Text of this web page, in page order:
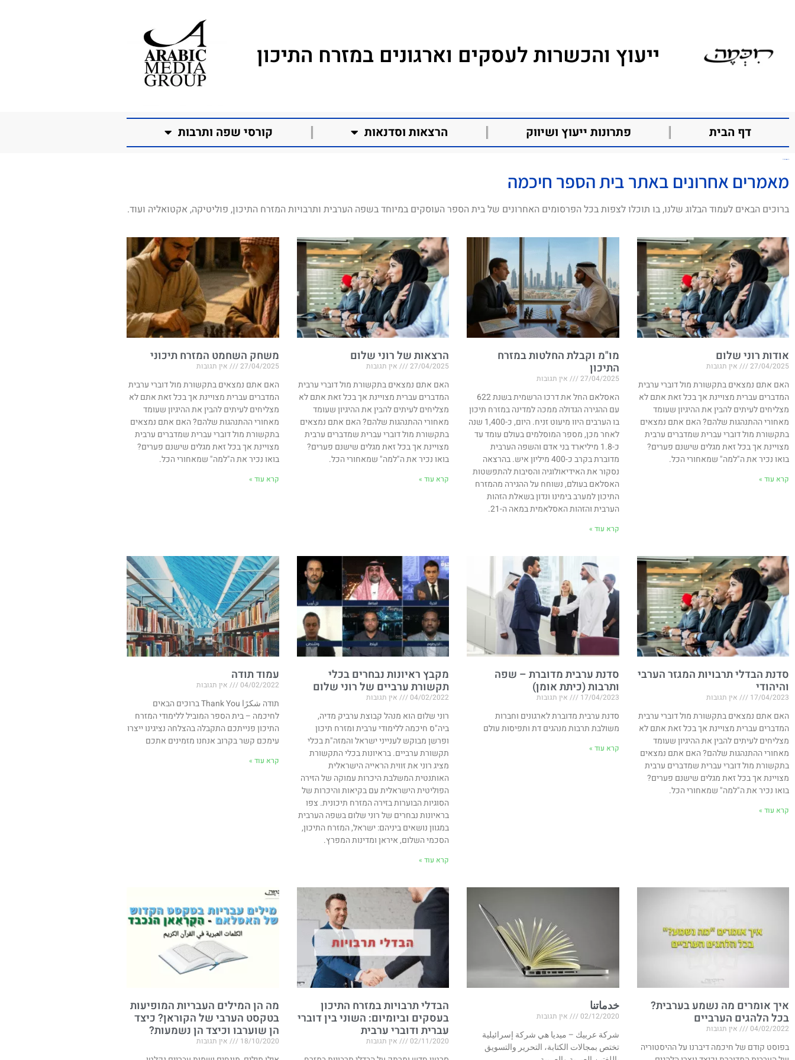
ייעוץ והכשרות לעסקים וארגונים במזרח התיכון
דף הבית פתרונות ייעוץ ושיווק הרצאות וסדנאות קורסי שפה ותרבות
הישאם פריד
מאמרים אחרונים באתר בית הספר חיכמה
ברוכים הבאים לעמוד הבלוג שלנו, בו תוכלו לצפות בכל הפרסומים האחרונים של בית הספר העוסקים במיוחד בשפה הערבית ותרבויות המזרח התיכון, פוליטיקה, אקטואליה ועוד.
אודות רוני שלום
27/04/2025 אין תגובות
האם אתם נמצאים בתקשורת מול דוברי ערבית
המדברים עברית מצויינת אך בכל זאת אתם לא
מצליחים לעיתים להבין את ההיגיון שעומד
מאחורי ההתנהגות שלהם? האם אתם נמצאים
בתקשורת מול דוברי עברית שמדברים ערבית
מצויינת אך בכל זאת מגלים שישנם פערים?
בואו נכיר את ה"למה" שמאחורי הכל.
קרא עוד »
מו"מ וקבלת החלטות במזרח
התיכון
27/04/2025 אין תגובות
האסלאם החל את דרכו הרשמית בשנת 622
עם ההגירה הגדולה ממכה למדינה במזרח תיכון
בו הערבים היוו מיעוט זניח. היום, כ-1,400 שנה
לאחר מכן, מספר המוסלמים בעולם עומד עד
כ-1.8 מיליארד בני אדם והשפה הערבית
מדוברת בקרב כ-400 מיליון איש. בהרצאה
נסקור את האידיאולוגיה והסיבות להתפשטות
האסלאם בעולם, נשוחח על ההגירה מהמזרח
התיכון למערב בימינו ונדון בשאלת הזהות
הערבית והזהות האסלאמית במאה ה-21.
קרא עוד »
הרצאות של רוני שלום
27/04/2025 אין תגובות
האם אתם נמצאים בתקשורת מול דוברי ערבית
המדברים עברית מצויינת אך בכל זאת אתם לא
מצליחים לעיתים להבין את ההיגיון שעומד
מאחורי ההתנהגות שלהם? האם אתם נמצאים
בתקשורת מול דוברי עברית שמדברים ערבית
מצויינת אך בכל זאת מגלים שישנם פערים?
בואו נכיר את ה"למה" שמאחורי הכל.
קרא עוד »
משחק השחמט המזרח תיכוני
27/04/2025 אין תגובות
האם אתם נמצאים בתקשורת מול דוברי ערבית
המדברים עברית מצויינת אך בכל זאת אתם לא
מצליחים לעיתים להבין את ההיגיון שעומד
מאחורי ההתנהגות שלהם? האם אתם נמצאים
בתקשורת מול דוברי עברית שמדברים ערבית
מצויינת אך בכל זאת מגלים שישנם פערים?
בואו נכיר את ה"למה" שמאחורי הכל.
קרא עוד »
סדנת הבדלי תרבויות המגזר הערבי
והיהודי
17/04/2023 אין תגובות
האם אתם נמצאים בתקשורת מול דוברי ערבית
המדברים עברית מצויינת אך בכל זאת אתם לא
מצליחים לעיתים להבין את ההיגיון שעומד
מאחורי ההתנהגות שלהם? האם אתם נמצאים
בתקשורת מול דוברי עברית שמדברים ערבית
מצויינת אך בכל זאת מגלים שישנם פערים?
בואו נכיר את ה"למה" שמאחורי הכל.
קרא עוד »
סדנת ערבית מדוברת – שפה
ותרבות (כיתת אומן)
17/04/2023 אין תגובות
סדנת ערבית מדוברת לארגונים וחברות
משולבת תרבות מנהגים דת ותפיסות עולם
קרא עוד »
מקבץ ראיונות נבחרים בכלי
תקשורת ערביים של רוני שלום
04/02/2022 אין תגובות
רוני שלום הוא מנהל קבוצת ערביק מדיה,
ביה"ס חיכמה ללימודי ערבית ומזרח תיכון
ופרשן מבוקש לענייני ישראל והמזה"ת בכלי
תקשורת ערביים. בראיונות בכלי התקשורת
מציג רוני את זווית הראייה הישראלית
האותנטית המשלבת היכרות עמוקה של הזירה
הפוליטית הישראלית עם בקיאות והיכרות של
הסוגיות הבוערות בזירה המזרח תיכונית. צפו
בראיונות נבחרים של רוני שלום בשפה הערבית
במגוון נושאים ביניהם: ישראל, המזרח התיכון,
הסכמי השלום, איראן ומדינות המפרץ.
קרא עוד »
עמוד תודה
04/02/2022 אין תגובות
תודה شكرًا Thank You ברוכים הבאים
לחיכמה – בית הספר המוביל ללימודי המזרח
התיכון פנייתכם התקבלה בהצלחה נציגינו ייצרו
עימכם קשר בקרוב אנחנו מזמינים אתכם
קרא עוד »
איך אומרים מה נשמע בערבית?
בכל הלהגים הערביים
04/02/2022 אין תגובות
בפוסט קודם של חיכמה דיברנו על ההיסטוריה
خدماتنا
02/12/2020 אין תגובות
شركة عربيك – ميديا هي شركة إسرائيلية
تختص بمجالات الكتابة، التحرير والتسويق
הבדלי תרבויות במזרח התיכון
בעסקים וביומיום: השוני בין דוברי
עברית ודוברי ערבית
02/11/2020 אין תגובות
מה הן המילים העבריות המופיעות
בטקסט הערבי של הקוראן? כיצד
הן שוערבו וכיצד הן נשמעות?
18/10/2020 אין תגובות